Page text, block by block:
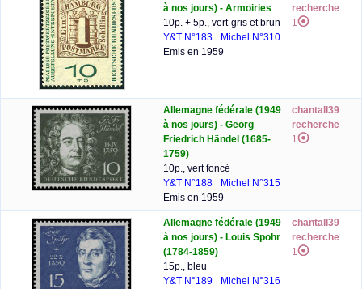
à nos jours) - Armoiries
10p. + 5p., vert-gris et brun
Y&T N°183
Michel N°310
Emis en 1959
recherche
1
Allemagne fédérale (1949
à nos jours) - Georg
Friedrich Händel (1685-
1759)
10p., vert foncé
Y&T N°188
Michel N°315
Emis en 1959
chantall39
recherche
1
Allemagne fédérale (1949
à nos jours) - Louis Spohr
(1784-1859)
15p., bleu
Y&T N°189
Michel N°316
chantall39
recherche
1